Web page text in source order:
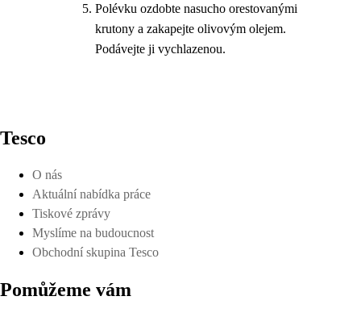
Polévku ozdobte nasucho orestovanými
krutony a zakapejte olivovým olejem.
Podávejte ji vychlazenou.
Tesco
O nás
Aktuální nabídka práce
Tiskové zprávy
Myslíme na budoucnost
Obchodní skupina Tesco
Pomůžeme vám